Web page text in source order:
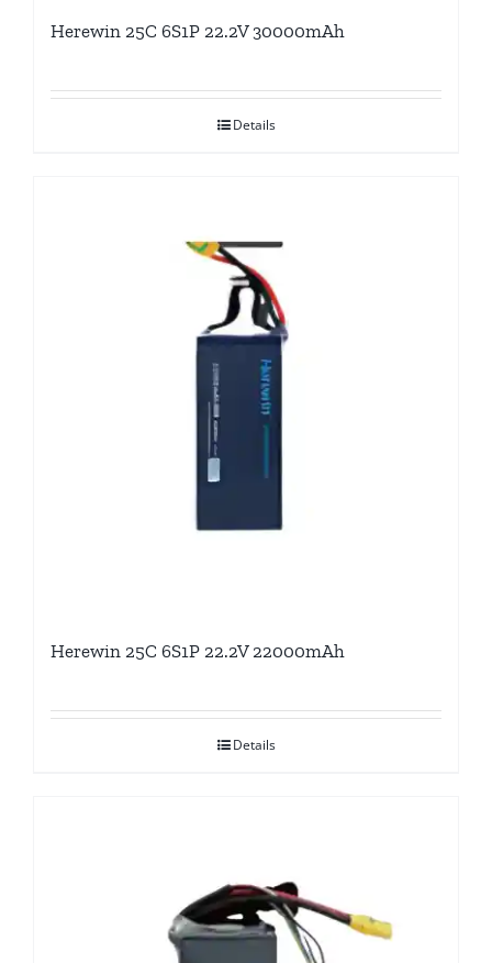
Herewin 25C 6S1P 22.2V 30000mAh
Details
Herewin 25C 6S1P 22.2V 22000mAh
Details